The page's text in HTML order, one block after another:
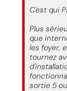
C'est qui
Plus
que
les foyer,
tournez
sortie 5